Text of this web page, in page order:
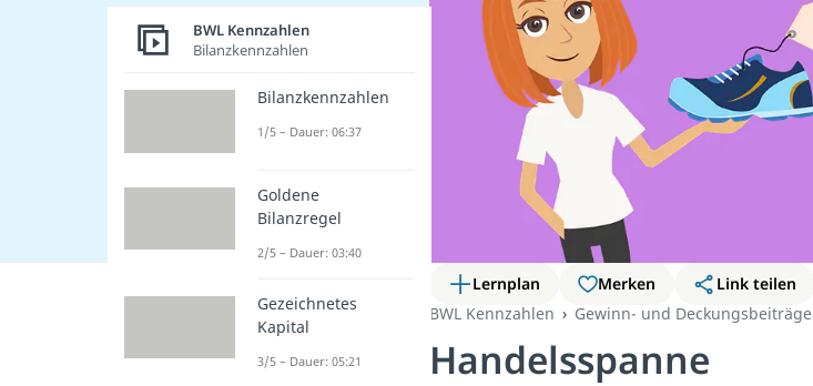
Lernplan Merken
Link teilen
BWL Kennzahlen
Gewinn- und Deckungsbeiträge
Handelsspanne
BWL Kennzahlen
Bilanzkennzahlen
Bilanzkennzahlen
1/5 – Dauer: 06:37
Goldene
Bilanzregel
2/5 – Dauer: 03:40
Gezeichnetes
Kapital
3/5 – Dauer: 05:21